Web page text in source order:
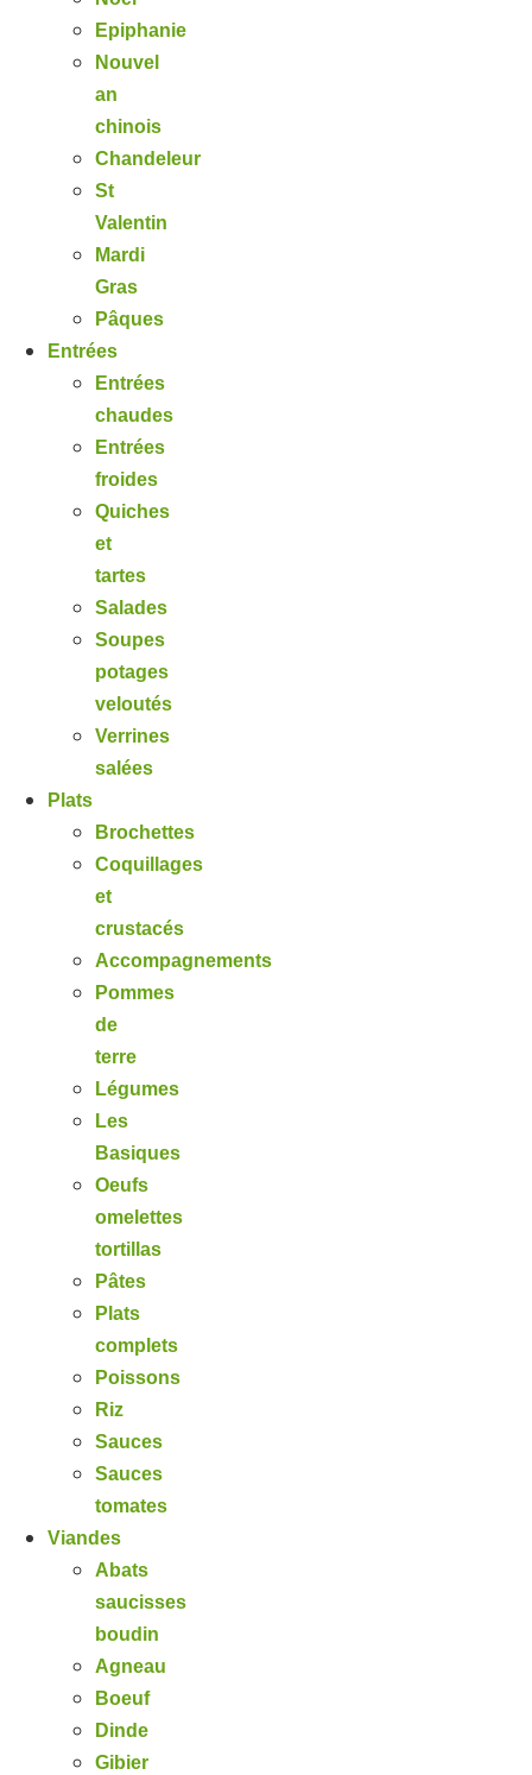
Epiphanie
Nouvel
an
chinois
Chandeleur
St
Valentin
Mardi
Gras
Pâques
Entrées
Entrées
chaudes
Entrées
froides
Quiches
et
tartes
Salades
Soupes
potages
veloutés
Verrines
salées
Plats
Brochettes
Coquillages
et
crustacés
Accompagnements
Pommes
de
terre
Légumes
Les
Basiques
Oeufs
omelettes
tortillas
Pâtes
Plats
complets
Poissons
Riz
Sauces
Sauces
tomates
Viandes
Abats
saucisses
boudin
Agneau
Boeuf
Dinde
Gibier